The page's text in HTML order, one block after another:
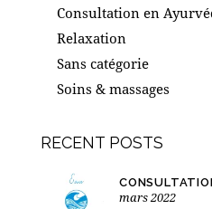
Consultation en
Relaxation
Sans catégorie
Soins & massages
RECENT POSTS
mars 2022